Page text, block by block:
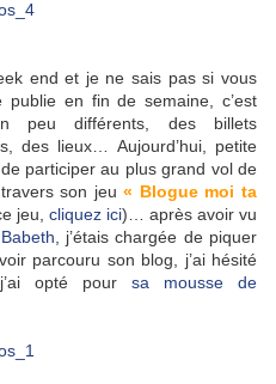
end et je ne sais pas si vous
en fin de semaine, c’est
peu différents, des billets
des lieux… Aujourd’hui, petite
participer au plus grand vol de
son jeu« Blogue moi ta
jeu, cliquez ici)… après avoir vu
, j’étais chargée de piquer
parcouru son blog, j’ai hésité
opté pour sa mousse de